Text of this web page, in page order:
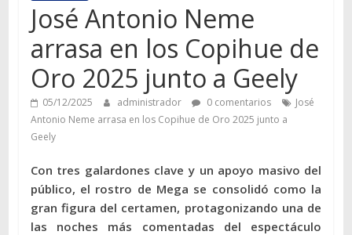
José Antonio Neme
arrasa en los Copihue de
Oro 2025 junto a Geely
05/12/2025 administrador 0 comentarios
José
Antonio Neme arrasa en los Copihue de Oro 2025 junto a
Geely
Con tres galardones clave y un apoyo masivo del
público, el rostro de Mega se consolidó como la
gran figura del certamen, protagonizando una de
las noches más comentadas del espectáculo